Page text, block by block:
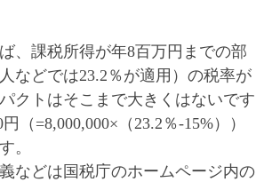
、課税所得が年8百万円までの部
などでは23.2％が適用）の税率が
クトはそこまで大きくはないです
（=8,000,000×（23.2％-15%））
。
などは国税庁のホームページ内の